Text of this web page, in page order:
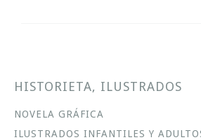
HISTORIETA, ILUSTRADOS
NOVELA GRÁFICA
ILUSTRADOS INFANTILES Y